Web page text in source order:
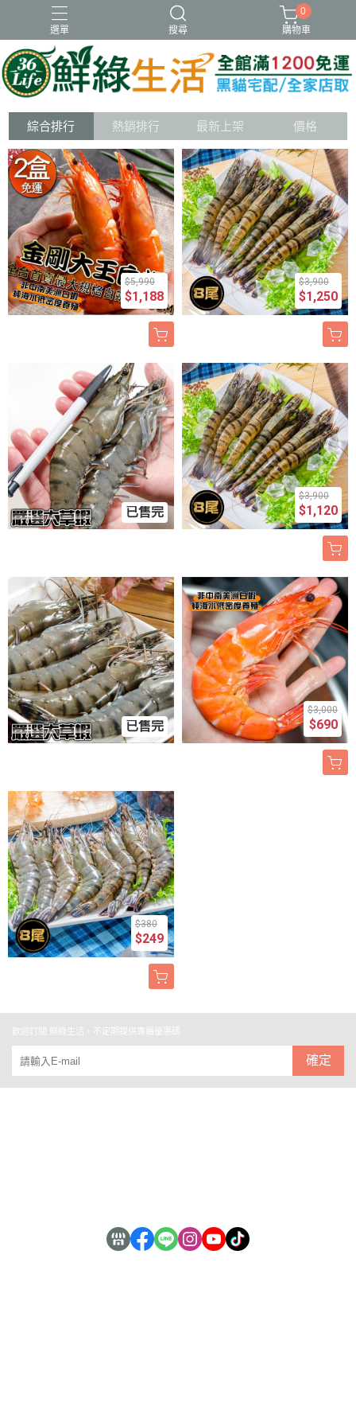
選單 搜尋
0
購物車
綜合排行 熱銷排行 最新上架 價格
$5,990
$1,188
$3,900
$1,250
已售完
$3,900
$1,120
已售完
$3,000
$690
$380
$249
歡迎訂閱 鮮綠生活，不定期提供專屬優惠碼
確定